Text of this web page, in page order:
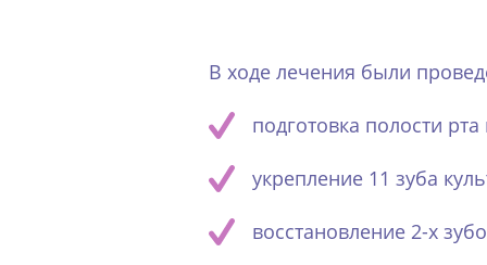
В ходе лечения были
подготовка полости
укрепление 11 зуба
восстановление 2-х